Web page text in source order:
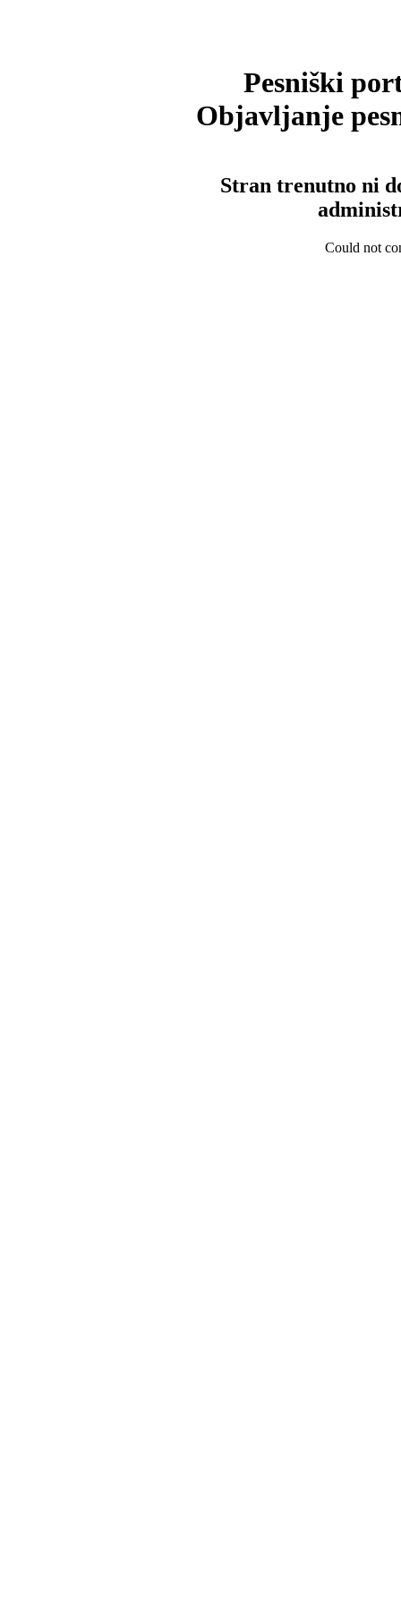
Pesniški
Objavljanje
Stran trenutno ni
Could not